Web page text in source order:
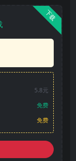
下载
5.8元
免费
免费